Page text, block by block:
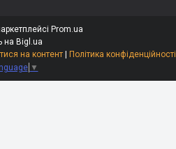
Prom.ua
на Bigl.ua
на контент
Політика конфіденційності
▼